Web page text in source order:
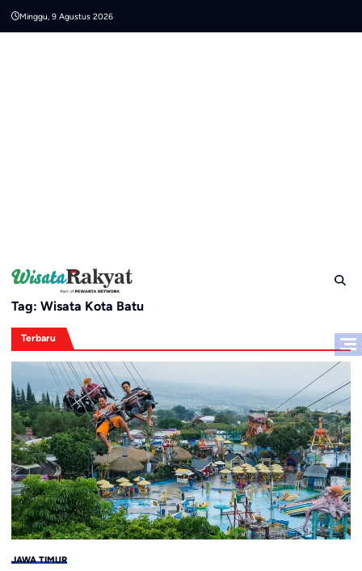
Minggu, 9 Agustus 2026
Tag: Wisata Kota Batu
Terbaru
JAWA TIMUR